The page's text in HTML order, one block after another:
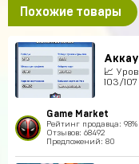
Похожие товары
📈
103/
Game Market
Рейтинг продавца: 98%
Отзывов: 68492
Предложений: 80